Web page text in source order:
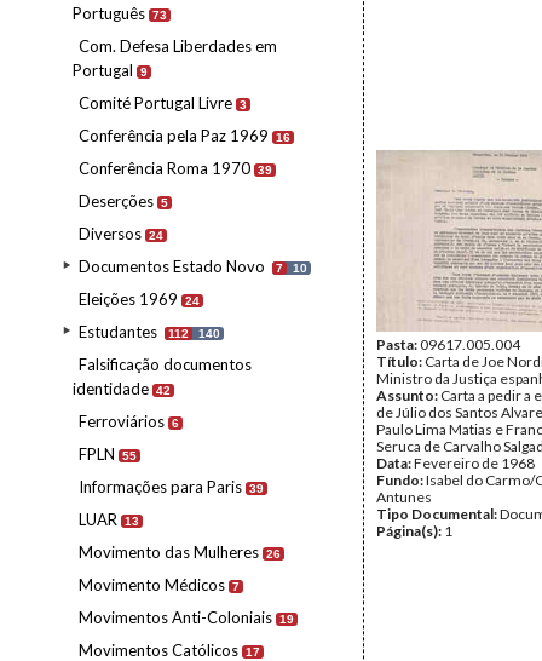
Português 73
Com. Defesa Liberdades em
Portugal
9
Comité Portugal Livre 3
Conferência pela Paz 1969 16
Conferência Roma 1970 39
Deserções 5
Diversos 24
Documentos Estado Novo 7 10
Eleições 1969 24
Estudantes 112 140
Falsificação documentos
identidade 42
Ferroviários 6
FPLN 55
Informações para Paris 39
LUAR 13
Movimento das Mulheres 26
Movimento Médicos 7
Movimentos Anti-Coloniais 19
Movimentos Católicos 17
Pasta:09617.005.004
Título: Carta de Joe
Ministro da Justiça
Assunto: Carta a pedir a
de Júlio dos Santos
Paulo Lima Matias e
Seruca de Carvalho
Data:Fevereiro de 1968
Fundo:Isabel do Carmo/
Antunes
Tipo Documental:
Página(s): 1